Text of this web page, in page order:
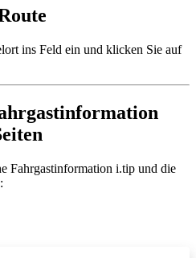
ins Feld ein und klicken Sie auf
Fahrgastinformation i.tip und die